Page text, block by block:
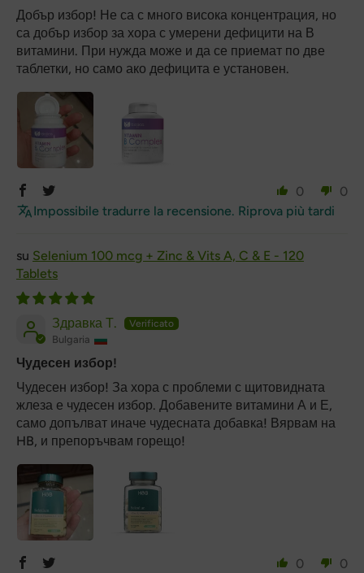
Добър избор! Не са с много висока концентрация, но
са добър избор за хора с умерени дефицити на В
витамини. При нужда може и да се приемат по две
таблетки, но само ако дефицита е установен.
0
0
Impossibile tradurre la recensione. Riprova più tardi
Selenium 100 mcg + Zinc & Vits A, C & E - 120
Tablets
Здравка Т.
Bulgaria
Чудесен избор!
Чудесен избор! За хора с проблеми с щитовидната
жлеза е чудесен избор. Добавените витамини А и Е,
само допълват иначе чудесната добавка! Вярвам на
HB, и препоръчвам горещо!
0
0